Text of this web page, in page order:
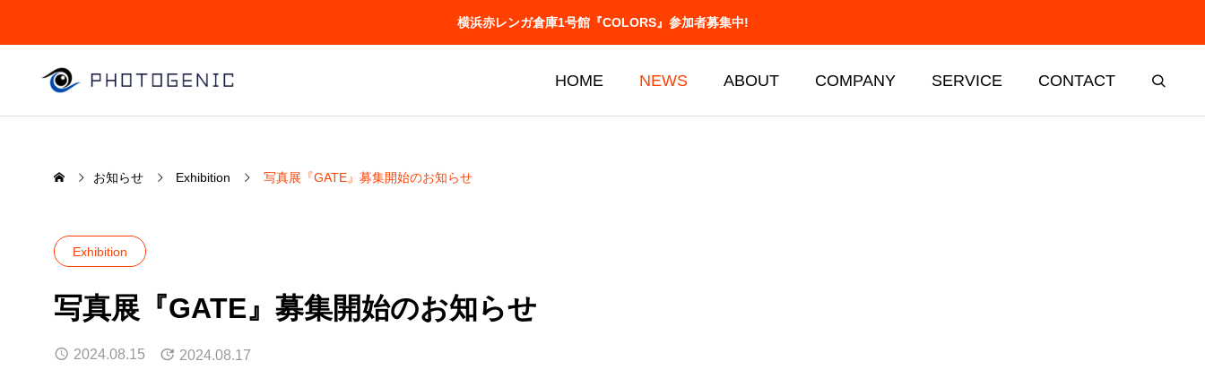
横浜赤レンガ倉庫1号館『COLORS』参加者募集中!
HOME NEWS ABOUT COMPANY SERVICE CONTACT
SERVICE
私たちの提供するサービスについて Exhibiton
お知らせ Exhibition 写真展『GATE』募集開始のお知らせ
Exhibition
写真展『GATE』募集開始のお知らせ
2024.08.15 2024.08.17